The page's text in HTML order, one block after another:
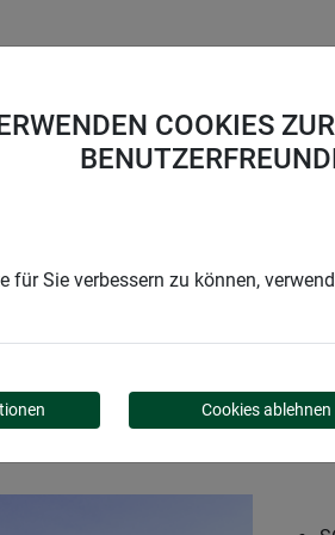
COOKIES
für Sie verbessern zu können,
Cookies ablehnen